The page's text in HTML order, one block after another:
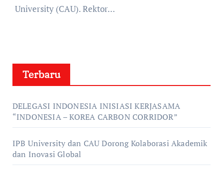
University (CAU). Rektor…
Terbaru
DELEGASI INDONESIA INISIASI KERJASAMA
“INDONESIA – KOREA CARBON CORRIDOR”
IPB University dan CAU Dorong Kolaborasi Akademik
dan Inovasi Global